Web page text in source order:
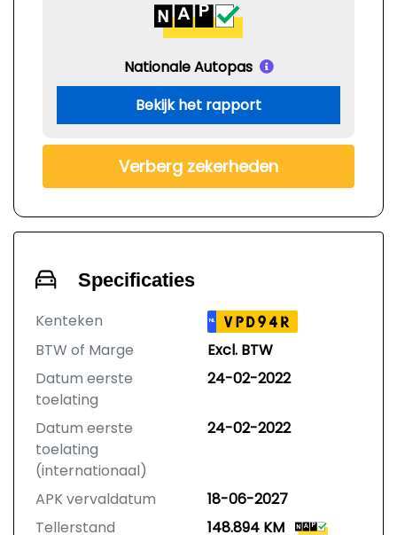
Nationale Autopas
Bekijk het rapport
Verberg zekerheden
Specificaties
Kenteken NL VPD94R
BTW of Marge
Excl. BTW
Datum eerste
toelating
24-02-2022
Datum eerste
toelating
(internationaal)
24-02-2022
APK vervaldatum
18-06-2027
Tellerstand
148.894 KM